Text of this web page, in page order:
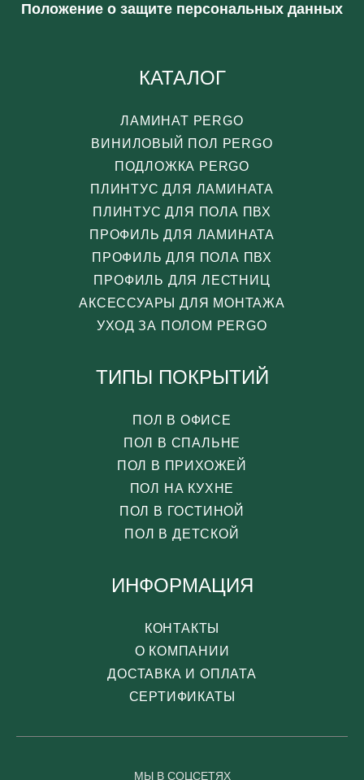
Положение о защите персональных данных
КАТАЛОГ
ЛАМИНАТ PERGO
ВИНИЛОВЫЙ ПОЛ PERGO
ПОДЛОЖКА PERGO
ПЛИНТУС ДЛЯ ЛАМИНАТА
ПЛИНТУС ДЛЯ ПОЛА ПВХ
ПРОФИЛЬ ДЛЯ ЛАМИНАТА
ПРОФИЛЬ ДЛЯ ПОЛА ПВХ
ПРОФИЛЬ ДЛЯ ЛЕСТНИЦ
АКСЕССУАРЫ ДЛЯ МОНТАЖА
УХОД ЗА ПОЛОМ PERGO
ТИПЫ ПОКРЫТИЙ
ПОЛ В ОФИСЕ
ПОЛ В СПАЛЬНЕ
ПОЛ В ПРИХОЖЕЙ
ПОЛ НА КУХНЕ
ПОЛ В ГОСТИНОЙ
ПОЛ В ДЕТСКОЙ
ИНФОРМАЦИЯ
КОНТАКТЫ
О КОМПАНИИ
ДОСТАВКА И ОПЛАТА
СЕРТИФИКАТЫ
МЫ В СОЦСЕТЯХ